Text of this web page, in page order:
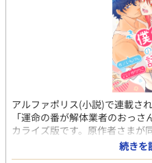
アルファポリス(小説)で連載さ
「運命の番が解体業者のおっ
カライズ版です。原作者さまが
紙とおまけ漫画を描かせて頂き
となっています。漫画を読まれ
続きを